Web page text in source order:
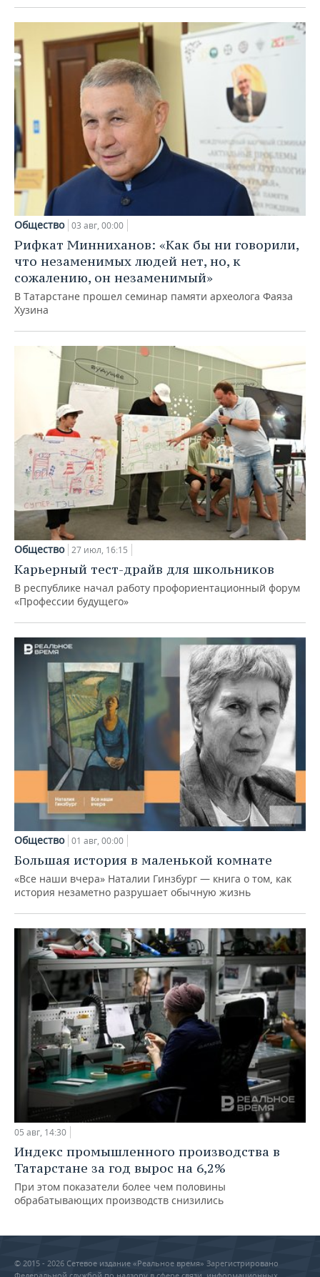
Общество 03 авг, 00:00
Рифкат Минниханов: «Как бы ни говорили,
что незаменимых людей нет, но, к
сожалению, он незаменимый»
В Татарстане прошел семинар памяти археолога Фаяза
Хузина
Общество 27 июл, 16:15
Карьерный тест-драйв для школьников
В республике начал работу профориентационный форум
«Профессии будущего»
Общество 01 авг, 00:00
Большая история в маленькой комнате
«Все наши вчера» Наталии Гинзбург — книга о том, как
история незаметно разрушает обычную жизнь
05 авг, 14:30
Индекс промышленного производства в
Татарстане за год вырос на 6,2%
При этом показатели более чем половины
обрабатывающих производств снизились
© 2015 - 2026 Сетевое издание «Реальное время» Зарегистрировано